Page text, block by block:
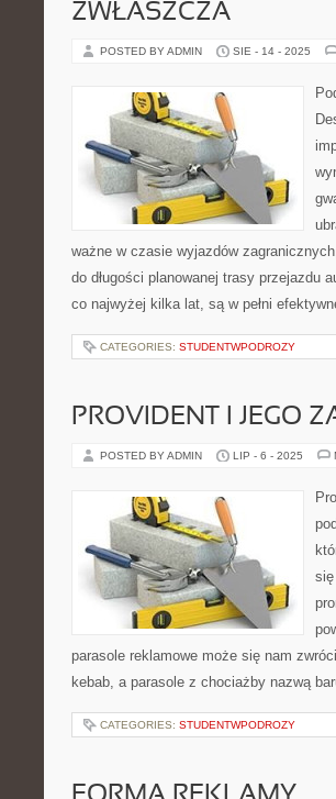
ZWŁASZCZA
POSTED BY ADMIN SIE - 14 - 2025
ważne w czasie wyjazdów
do długości planowanej trasy przejazdu
co najwyżej kilka lat, są w pełni
CATEGORIES: STUDENTWPODROZY
PROVIDENT I JEGO
POSTED BY ADMIN LIP - 6 - 2025
parasole reklamowe może się nam
kebab, a parasole z chociażby nazwą
CATEGORIES: STUDENTWPODROZY